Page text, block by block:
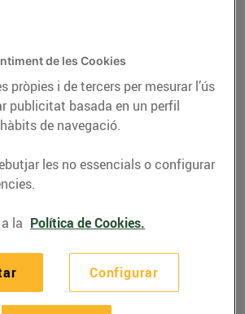
de cabra farcides de
seca i herbes aromàtiques
a 4 persones: 300 g de
120 g de codonyat 50 g de
de les Cookies
pròpies i de tercers per mesurar l’ús
publicitat basada en un perfil
de navegació.
les no essencials o configurar
la Política de Cookies.
Configurar